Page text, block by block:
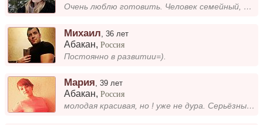
Очень люблю готовить. Человек семейный, но люблю и активный образ жизни. Ищу серьезного мужчину, который нагулялся и хоч...
Михаил ,36 лет
Абакан,Россия
Постоянно в развитии=).
Мария ,39 лет
Абакан,Россия
молодая красивая, но ! уже не дура. Серьёзные отношения.